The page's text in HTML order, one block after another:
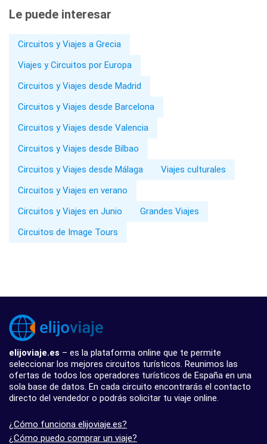
Le puede interesar
Circuitos y Viajes a Grecia
Viajes y Circuitos por Europa
Circuitos y Viajes desde Madrid
Circuitos y Viajes desde Barcelona
Circuitos y Viajes desde Valencia
Circuitos y Viajes desde Bilbao
Circuitos y Viajes desde Málaga
Viajes culturales
Circuitos y Viajes en verano
Circuitos y Viajes en Junio
Grandes Viajes
Circuitos de Image Tours
elijoviaje.es – es la plataforma online que te permite
seleccionar los mejores circuitos turísticos. Reunimos las
ofertas de todos los operadores turísticos de España en una
sola base de datos. En cada circuito encontrarás el contacto
directo del vendedor o podrás solicitar tu viaje online.
¿Cómo funciona elijoviaje.es?
¿Cómo puedo comprar un viaje?